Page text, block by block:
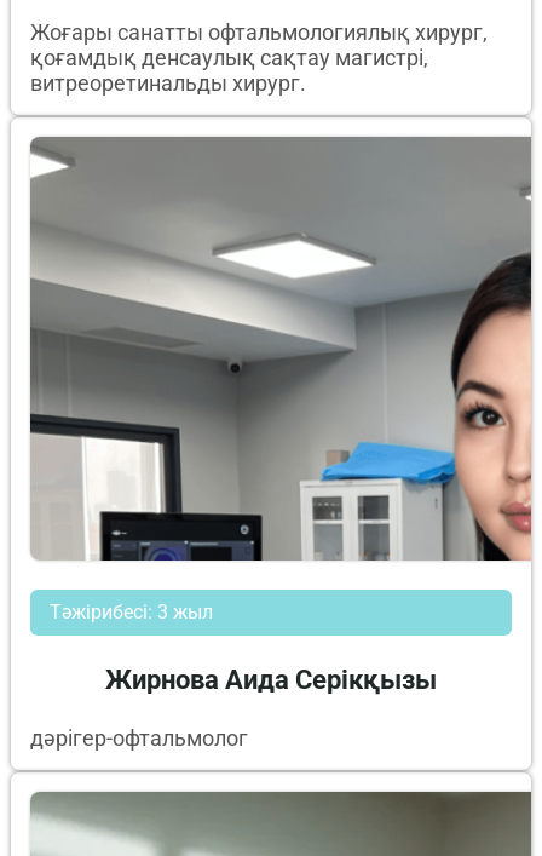
Жоғары санатты офтальмологиялық хирург,
қоғамдық денсаулық сақтау магистрі,
витреоретинальды хирург.
Тәжірибесі: 3 жыл
Жирнова Аида Серікқызы
дәрігер-офтальмолог